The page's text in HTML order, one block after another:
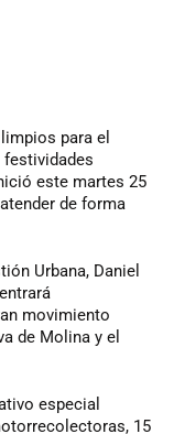
para el
este martes 25
de forma
Urbana, Daniel
movimiento
de Molina y el
especial
15